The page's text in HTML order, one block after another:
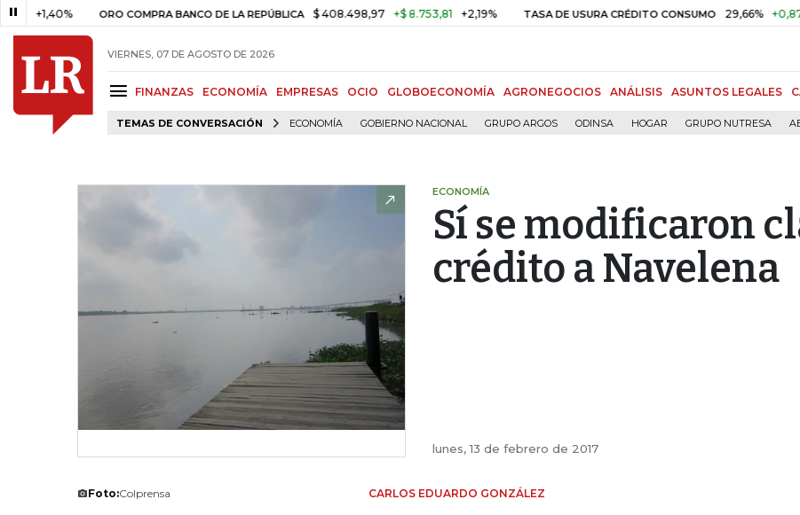
+1,40% ORO COMPRA BANCO DE LA REPÚBLICA $ 408.498,97 +$ 8.753,81 +2,19% TASA DE USURA CRÉDITO CONSUMO 29,66% +0,87%
VIERNES, 07 DE AGOSTO DE 2026
FINANZAS ECONOMÍA EMPRESAS OCIO GLOBOECONOMÍA AGRONEGOCIOS ANÁLISIS ASUNTOS LEGALES
TEMAS DE CONVERSACIÓN ECONOMÍA GOBIERNO NACIONAL GRUPO ARGOS ODINSA HOGAR GRUPO NUTRESA
ECONOMÍA
Sí se modificaron
crédito a Navelena
lunes, 13 de febrero de 2017
Foto:Colprensa CARLOS EDUARDO GONZÁLEZ